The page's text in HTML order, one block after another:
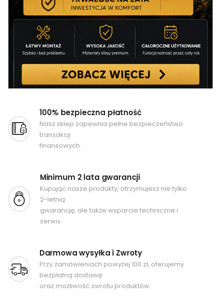
100% bezpieczna płatność
Nasz sklep zapewnia pełne bezpieczeństwo
transakcji
finansowych.
Minimum 2 lata gwarancji
Kupując nasze produkty, otrzymujesz nie tylko
2-letnią
gwarancję, ale także wsparcie techniczne i
serwis.
Darmowa wysyłka i Zwroty
Przy zamówieniach powyżej 100 zł, oferujemy
bezpłatną dostawę
oraz możliwość zwrotu produktów.